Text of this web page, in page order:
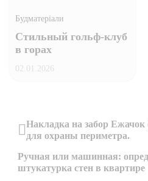
Будматеріали
Стильный гольф-клуб
в горах
02.01.2026
Навігація
записів
Накладка на забор
для охраны периметра.
Ручная или машинная:
штукатурка стен в квартире